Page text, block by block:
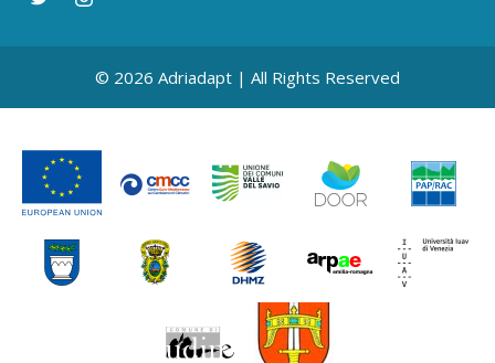
© 2026 Adriadapt | All Rights Reserved